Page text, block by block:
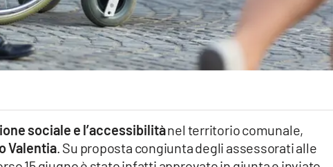
sociale e l’accessibilitànel territorio comunale,
Valentia. Su proposta congiunta degli assessorati alle